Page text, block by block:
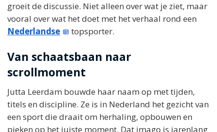
groeit de discussie. Niet alleen over wat je ziet, maar
vooral over wat het doet met het verhaal rond een
Nederlandse
topsporter.
Van schaatsbaan naar
scrollmoment
Jutta Leerdam bouwde haar naam op met tijden,
titels en discipline. Ze is in Nederland het gezicht van
een sport die draait om herhaling, opbouwen en
pieken op het juiste moment. Dat imago is jarenlang